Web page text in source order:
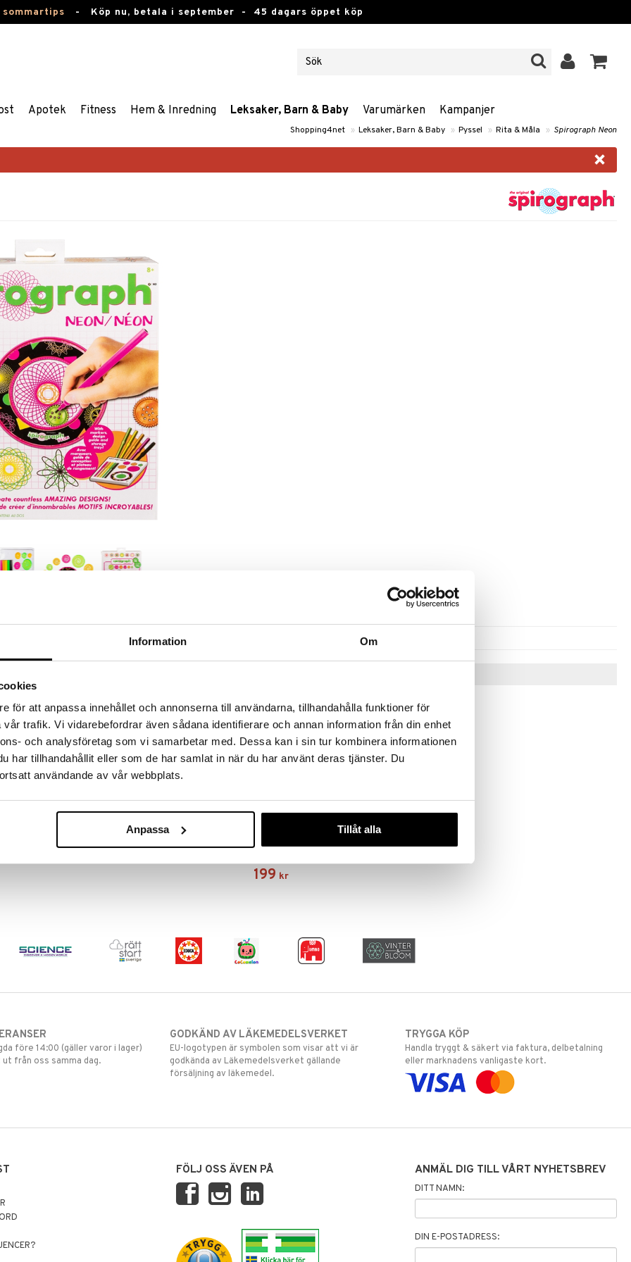
Information Om
för att anpassa innehållet och annonserna till användarna, tillhandahålla funktioner för
trafik. Vi vidarebefordrar även sådana identifierare och annan information från din enhet
och analysföretag som vi samarbetar med. Dessa kan i sin tur kombinera informationen
har tillhandahållit eller som de har samlat in när du har använt deras tjänster. Du
användande av vår webbplats.
Anpassa Tillåt alla
- Köp nu, betala i september - 45 dagars öppet köp
Apotek Fitness Hem & Inredning Leksaker, Barn & Baby Varumärken Kampanjer
Shopping4net » Leksaker, Barn & Baby » Pyssel » Rita & Måla » Spirograph Neon
×
TIPSA EN VÄN
mönster - Spirograph från 1965! Kreativa
I denna sats är Spirograph-hjulen, ringarna
Spirograph Animator
199 kr
före 14:00 (gäller varor i lager)
från oss samma dag.
GODKÄND AV LÄKEMEDELSVERKET
EU-logotypen är symbolen som visar att vi är
godkända av Läkemedelsverket gällande
försäljning av läkemedel.
TRYGGA KÖP
Handla tryggt & säkert via faktura, delbetalning
eller marknadens vanligaste kort.
FÖLJ OSS ÄVEN PÅ ANMÄL DIG TILL VÅRT NYHETSBREV
DITT NAMN:
DIN E-POSTADRESS: